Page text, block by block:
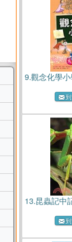
9.觀念化學
13.昆蟲記中